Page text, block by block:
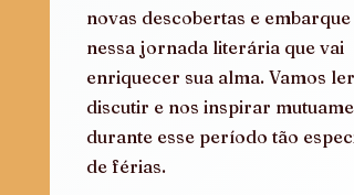
novas descobertas e embarque
nessa jornada literária que vai
enriquecer sua alma. Vamos ler,
discutir e nos inspirar
durante esse período tão
de férias.